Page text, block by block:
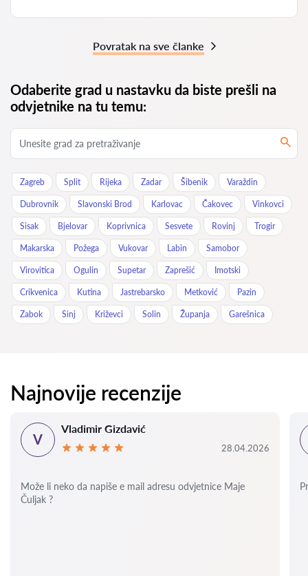
Povratak na sve članke
Odaberite grad u nastavku da biste prešli na
odvjetnike na tu temu:
Zagreb Split Rijeka Zadar Šibenik Varaždin
Dubrovnik Slavonski Brod Karlovac Čakovec Vinkovci
Sisak Bjelovar Koprivnica Sesvete Rovinj Trogir
Makarska Požega Vukovar Labin Samobor
Virovitica Ogulin Supetar Zaprešić Imotski
Crikvenica Kutina Jastrebarsko Metković Pazin
Zabok Sinj Križevci Solin Županja Garešnica
Najnovije recenzije
V
Vladimir Gizdavić
28.04.2026
Može li neko da napiše e mail adresu odvjetnice Maje
Čuljak ?